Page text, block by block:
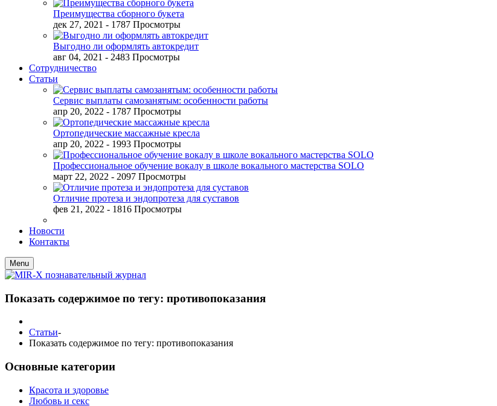
Преимущества сборного букета
дек 27, 2021 - 1787 Просмотры
Выгодно ли оформлять автокредит
авг 04, 2021 - 2483 Просмотры
Сотрудничество
Статьи
Сервис выплаты самозанятым: особенности работы
апр 20, 2022 - 1787 Просмотры
Ортопедические массажные кресла
апр 20, 2022 - 1993 Просмотры
Профессиональное обучение вокалу в школе вокального мастерства SOLO
март 22, 2022 - 2097 Просмотры
Отличие протеза и эндопротеза для суставов
фев 21, 2022 - 1816 Просмотры
Новости
Контакты
Menu
Показать содержимое по тегу: противопоказания
Статьи-
Показать содержимое по тегу: противопоказания
Основные категории
Красота и здоровье
Любовь и секс